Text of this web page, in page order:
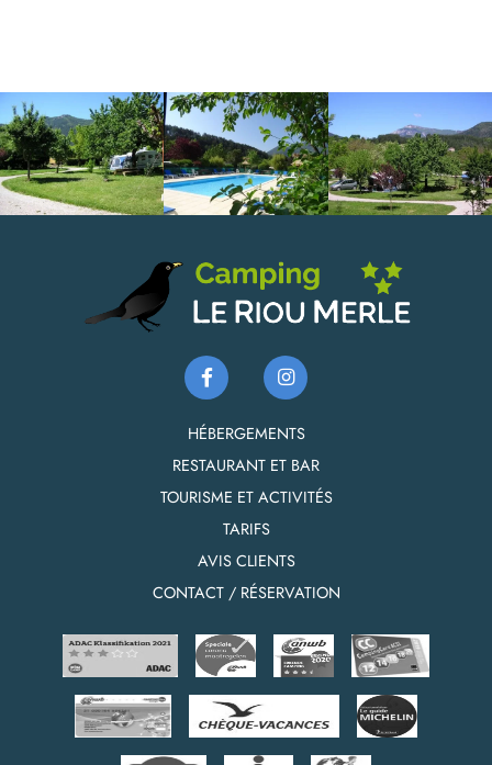
HÉBERGEMENTS
RESTAURANT ET BAR
TOURISME ET ACTIVITÉS
TARIFS
AVIS CLIENTS
CONTACT / RÉSERVATION